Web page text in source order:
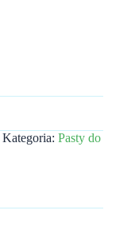
Kategoria: Pasty do